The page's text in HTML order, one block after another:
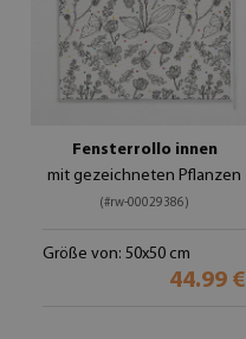
Fensterrollo innen
mit gezeichneten Pflanzen
(#rw-00029386)
Größe von: 50x50 cm
44.99 €